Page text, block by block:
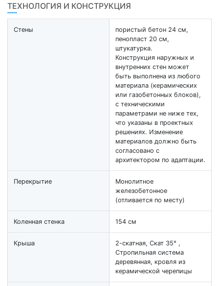
ТЕХНОЛОГИЯ И КОНСТРУКЦИЯ
Стены
пористый бетон 24 см,
пенопласт 20 см,
штукатурка.
Конструкция наружных и
внутренних стен может
быть выполнена из любого
материала (керамических
или газобетонных блоков),
с техническими
параметрами не ниже тех,
что указаны в проектных
решениях. Изменение
материалов должно быть
согласовано с
архитектором по адаптации.
Перекрытие
Монолитное
железобетонное
(отливается по месту)
Коленная стенка 154 см
Крыша
2-скатная, Скат 35° ,
Стропильная система
деревянная, кровля из
керамической черепицы